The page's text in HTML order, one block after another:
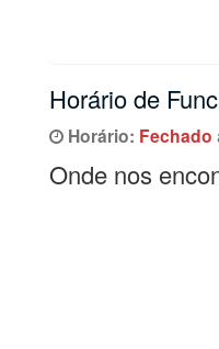
Horário de
Horário: Fechado
Onde nos